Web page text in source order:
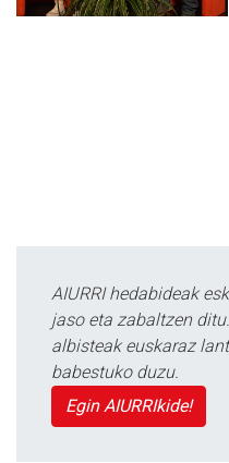
AIURRI hedabideak
jaso eta zabaltzen
albisteak euskaraz
babestuko duzu.
Egin AIURRIkide!